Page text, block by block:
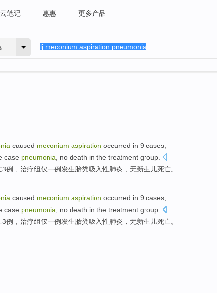
云笔记 惠惠 更多产品
caused meconium aspiration occurred in 9 cases
case pneumonia no death in the treatment group
3例， 治疗组仅一例 发生胎粪吸入性肺炎， 无新生儿死亡。
caused meconium aspiration occurred in 9 cases
case pneumonia no death in the treatment group
3例， 治疗组仅一例 发生胎粪吸入性肺炎， 无新生儿死亡。